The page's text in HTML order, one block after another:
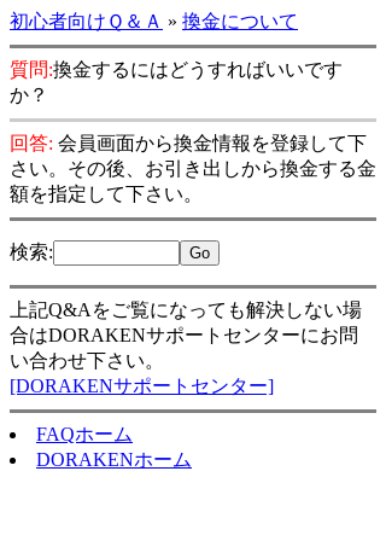
初心者向けＱ＆Ａ » 換金について
質問:換金するにはどうすればいいです
か？
回答: 会員画面から換金情報を登録して下
さい。その後、お引き出しから換金する金
額を指定して下さい。
検索:
上記Q&Aをご覧になっても解決しない場
合はDORAKENサポートセンターにお問
い合わせ下さい。
[DORAKENサポートセンター]
FAQホーム
DORAKENホーム